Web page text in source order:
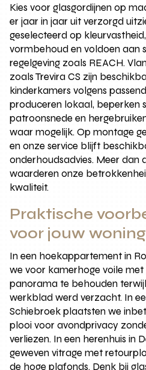
Kies voor glasgordijnen op
er jaar in jaar uit verzorgd
geselecteerd op
vormbehoud en voldoen aan
regelgeving zoals REACH.
zoals Trevira CS zijn
kinderkamers volgens
produceren lokaal, beperken
patroonsnede en
waar mogelijk. Op montage
en onze service blijft
onderhoudsadvies. Meer dan
waarderen onze
kwaliteit.
Praktische
voor jouw woning
In een hoekappartement in
we voor kamerhoge voile
panorama te behouden
werkblad werd verzacht. In
Schiebroek plaatsten we
plooi voor avondprivacy
verliezen. In een herenhuis in
geweven vitrage met
de hoge plafonds. Denk bij